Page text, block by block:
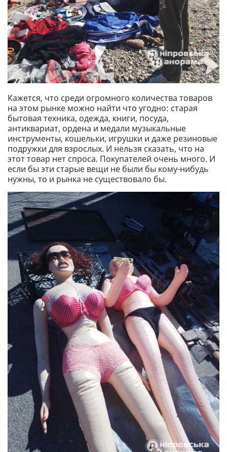
Кажется, что среди огромного количества товаров
на этом рынке можно найти что угодно: старая
бытовая техника, одежда, книги, посуда,
антиквариат, ордена и медали музыкальные
инструменты, кошельки, игрушки и даже резиновые
подружки для взрослых. И нельзя сказать, что на
этот товар нет спроса. Покупателей очень много. И
если бы эти старые вещи не были бы кому-нибудь
нужны, то и рынка не существовало бы.